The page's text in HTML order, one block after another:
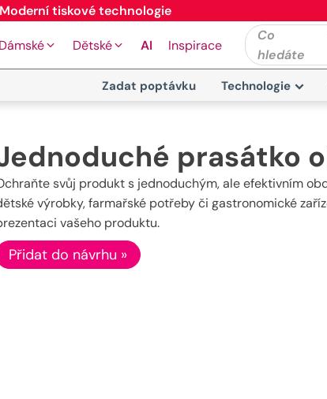
Dámské Dětské AI Inspirace
Co
hledáte
Zadat poptávku Technologie
prasátko
svůj produkt s jednoduchým, ale efektivním
výrobky, farmařské potřeby či gastronomické
vašeho produktu.
Přidat do návrhu »